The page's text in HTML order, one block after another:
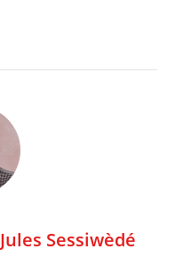
Jules Sessiwèdé